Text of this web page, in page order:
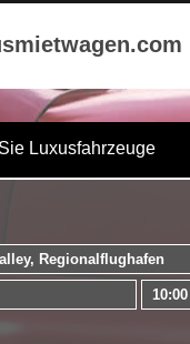
Luxusfahrzeuge